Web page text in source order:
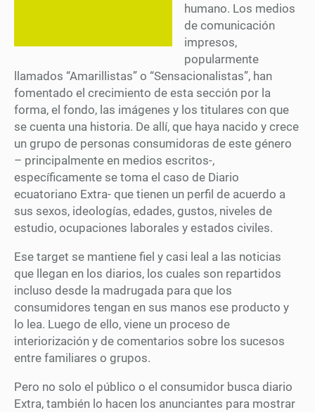
humano. Los medios
de comunicación
impresos,
popularmente
llamados “Amarillistas” o “Sensacionalistas”, han
fomentado el crecimiento de esta sección por la
forma, el fondo, las imágenes y los titulares con que
se cuenta una historia. De allí, que haya nacido y crece
un grupo de personas consumidoras de este género
– principalmente en medios escritos-,
específicamente se toma el caso de Diario
ecuatoriano Extra- que tienen un perfil de acuerdo a
sus sexos, ideologías, edades, gustos, niveles de
estudio, ocupaciones laborales y estados civiles.
Ese target se mantiene fiel y casi leal a las noticias
que llegan en los diarios, los cuales son repartidos
incluso desde la madrugada para que los
consumidores tengan en sus manos ese producto y
lo lea. Luego de ello, viene un proceso de
interiorización y de comentarios sobre los sucesos
entre familiares o grupos.
Pero no solo el público o el consumidor busca diario
Extra, también lo hacen los anunciantes para mostrar